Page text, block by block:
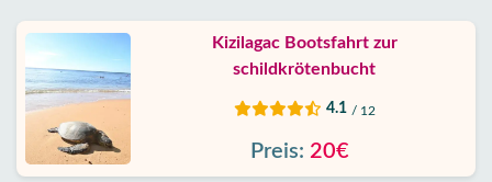
Kizilagac Bootsfahrt zur
schildkrötenbucht
4.1 / 12
Preis: 20€